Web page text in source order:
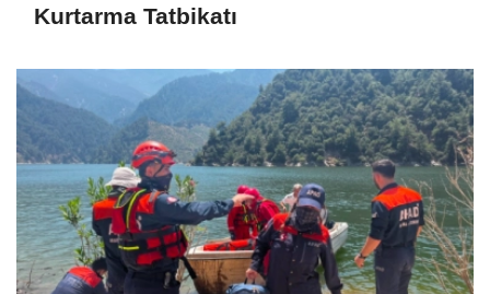
Kurtarma Tatbikatı